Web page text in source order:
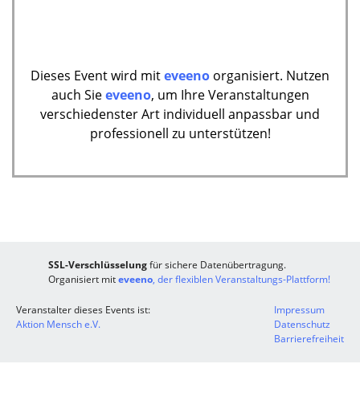
Dieses Event wird miteveeno organisiert. Nutzen
auch Sieeveeno, um Ihre Veranstaltungen
verschiedenster Art individuell anpassbar und
professionell zu unterstützen!
SSL-Verschlüsselungfür sichere Datenübertragung.
Organisiert miteveeno, der flexiblen Veranstaltungs-Plattform!
Veranstalter dieses Events ist:
Aktion Mensch e.V.
Impressum
Datenschutz
Barrierefreiheit